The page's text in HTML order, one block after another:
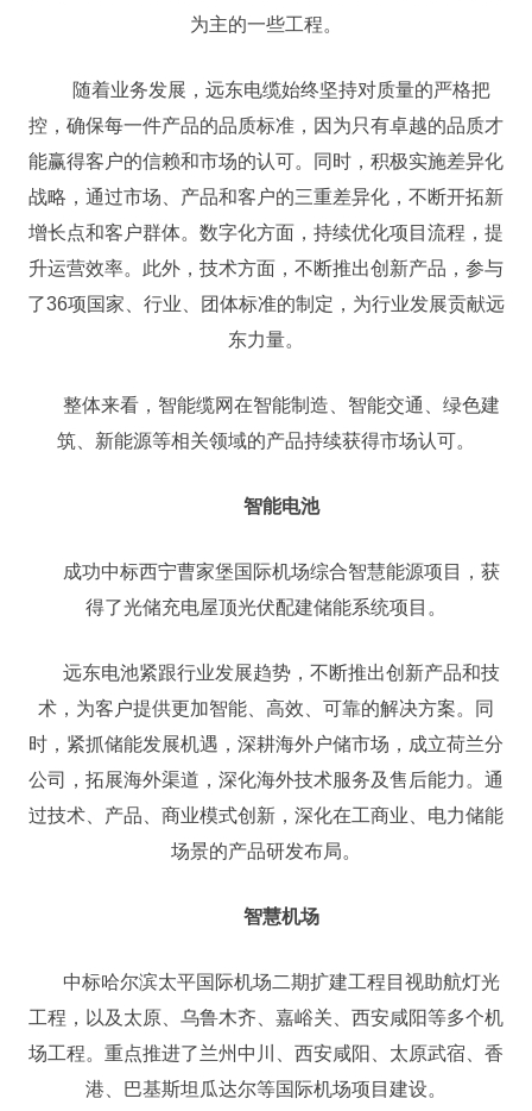
为主的一些工程。
随着业务发展，远东电缆始终坚持对质量的严格把
控，确保每一件产品的品质标准，因为只有卓越的品质才
能赢得客户的信赖和市场的认可。同时，积极实施差异化
战略，通过市场、产品和客户的三重差异化，不断开拓新
增长点和客户群体。数字化方面，持续优化项目流程，提
升运营效率。此外，技术方面，不断推出创新产品，参与
了36项国家、行业、团体标准的制定，为行业发展贡献远
东力量。
整体来看，智能缆网在智能制造、智能交通、绿色建
筑、新能源等相关领域的产品持续获得市场认可。
智能电池
成功中标西宁曹家堡国际机场综合智慧能源项目，获
得了光储充电屋顶光伏配建储能系统项目。
远东电池紧跟行业发展趋势，不断推出创新产品和技
术，为客户提供更加智能、高效、可靠的解决方案。同
时，紧抓储能发展机遇，深耕海外户储市场，成立荷兰分
公司，拓展海外渠道，深化海外技术服务及售后能力。通
过技术、产品、商业模式创新，深化在工商业、电力储能
场景的产品研发布局。
智慧机场
中标哈尔滨太平国际机场二期扩建工程目视助航灯光
工程，以及太原、乌鲁木齐、嘉峪关、西安咸阳等多个机
场工程。重点推进了兰州中川、西安咸阳、太原武宿、香
港、巴基斯坦瓜达尔等国际机场项目建设。